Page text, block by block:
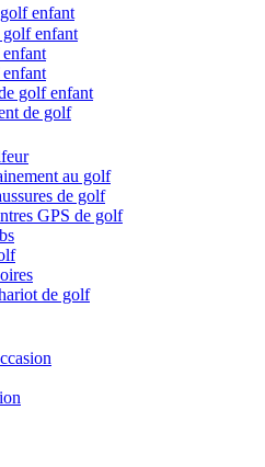
enfant
enfant
golf enfant
de golf
au golf
de golf
GPS de golf
de golf